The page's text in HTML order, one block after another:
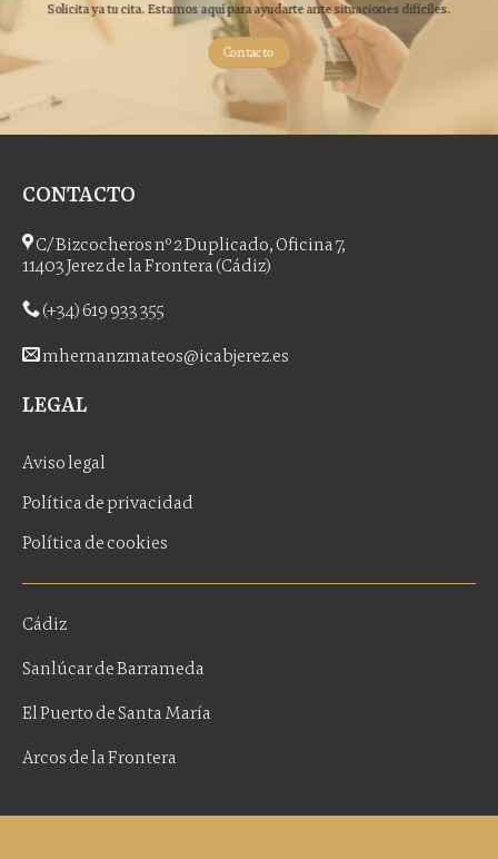
Solicita ya tu cita. Estamos aquí para ayudarte ante situaciones difíciles.
Contacto
CONTACTO
C/ Bizcocheros nº 2 Duplicado, Oficina 7,
11403 Jerez de la Frontera (Cádiz)
(+34) 619 933 355
mhernanzmateos@icabjerez.es
LEGAL
Aviso legal
Política de privacidad
Política de cookies
Cádiz
Sanlúcar de Barrameda
El Puerto de Santa María
Arcos de la Frontera